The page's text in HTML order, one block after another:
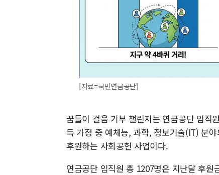
[자료=국민연금공단]
꿈틀이 걸음 기부 챌린지는 연금공단 임직
득 가정 중 예체능, 과학, 정보기술(IT) 분
후원하는 사회공헌 사업이다.
연금공단 임직원 총 1207명은 지난달 후